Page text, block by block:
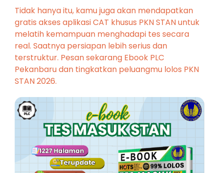
Tidak hanya itu, kamu juga akan mendapatkan
gratis akses aplikasi CAT khusus PKN STAN untuk
melatih kemampuan menghadapi tes secara
real. Saatnya persiapan lebih serius dan
terstruktur. Pesan sekarang Ebook PLC
Pekanbaru dan tingkatkan peluangmu lolos PKN
STAN 2026.